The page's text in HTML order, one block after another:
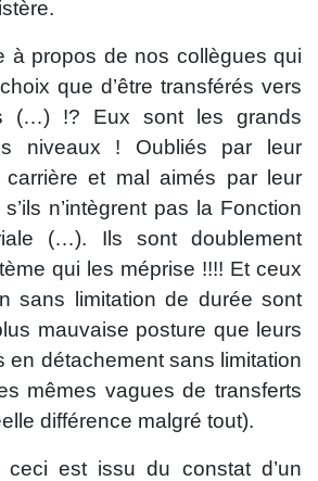
à propos de nos collègues qui
que d’être transférés vers
(…) !? Eux sont les grands
niveaux ! Oubliés par leur
carrière et mal aimés par leur
n’intègrent pas la Fonction
(…). Ils sont doublement
qui les méprise !!!! Et ceux
sans limitation de durée sont
mauvaise posture que leurs
en détachement sans limitation
mêmes vagues de transferts
différence malgré tout).
ceci est issu du constat d’un